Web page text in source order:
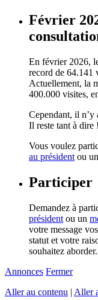
Février
En février 2026,
record de 64.141
Actuellement, la
400.000 visites,
Cependant, il n’y
Il reste tant à dire !
Vous voulez
au président ou un
Participer
Demandez à
président ou un
votre message
statut et votre
souhaitez
Annonces Fermer
Aller au contenu | Aller